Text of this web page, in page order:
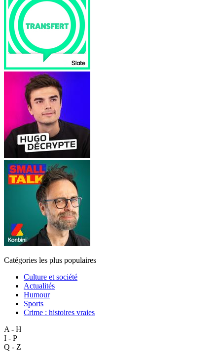
Catégories les plus populaires
Culture et société
Actualités
Humour
Sports
Crime : histoires vraies
A - H
I - P
Q - Z